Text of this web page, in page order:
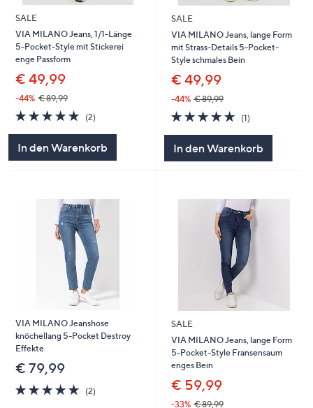
SALE
VIA MILANO Jeans, 1/1-Länge
5-Pocket-Style mit Stickerei
enge Passform
€ 49,99
-44% € 89,99
5.0
von
(2)2
In den Warenkorb
SALE
VIA MILANO Jeans, lange Form
mit Strass-Details 5-Pocket-
Style schmales Bein
€ 49,99
-44% € 89,99
5.0
von
(1)1
In den Warenkorb
VIA MILANO Jeanshose
knöchellang 5-Pocket Destroy
Effekte
€ 79,99
5.0
von
(2)2
SALE
VIA MILANO Jeans, lange Form
5-Pocket-Style Fransensaum
enges Bein
€ 59,99
-33% € 89,99